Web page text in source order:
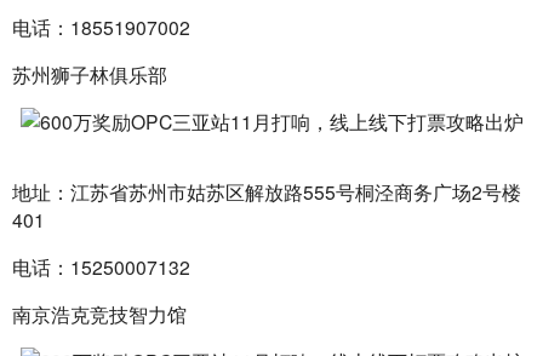
电话：18551907002
苏州狮子林俱乐部
地址：江苏省苏州市姑苏区解放路555号桐泾商务广场2号楼
401
电话：15250007132
南京浩克竞技智力馆